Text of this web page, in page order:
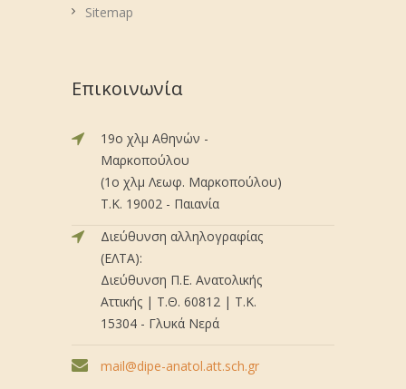
Sitemap
Επικοινωνία
19ο χλμ Αθηνών -
Μαρκοπούλου
(1ο χλμ Λεωφ. Μαρκοπούλου)
Τ.Κ. 19002 - Παιανία
Διεύθυνση αλληλογραφίας
(ΕΛΤΑ):
Διεύθυνση Π.Ε. Ανατολικής
Αττικής | Τ.Θ. 60812 | Τ.Κ.
15304 - Γλυκά Νερά
mail@dipe-anatol.att.sch.gr